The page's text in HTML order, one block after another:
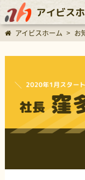
アイビス
アイビスホーム > お